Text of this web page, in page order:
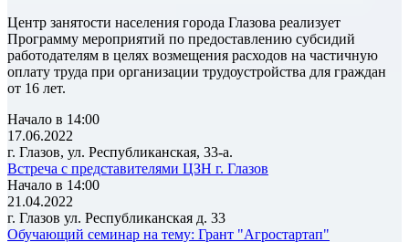
Центр занятости населения города Глазова реализует
Программу мероприятий по предоставлению субсидий
работодателям в целях возмещения расходов на частичную
оплату труда при организации трудоустройства для граждан
от 16 лет.
Начало в 14:00
17.06.2022
г. Глазов, ул. Республиканская, 33-а.
Встреча с представителями ЦЗН г. Глазов
Начало в 14:00
21.04.2022
г. Глазов ул. Республиканская д. 33
Обучающий семинар на тему: Грант "Агростартап"